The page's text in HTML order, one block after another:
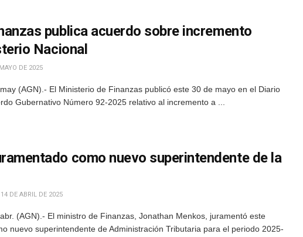
publica acuerdo sobre incremento
Nacional
DE 2025
(AGN).- El Ministerio de Finanzas publicó este 30 de mayo en el Diario
Gubernativo Número 92-2025 relativo al incremento a ...
como nuevo superintendente de la
DE ABRIL DE 2025
(AGN).- El ministro de Finanzas, Jonathan Menkos, juramentó este
nuevo superintendente de Administración Tributaria para el periodo 2025-